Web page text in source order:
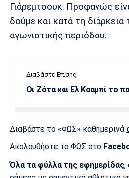
Γιάρεμτσουκ. Προφανώς
δούμε και κατά τη διάρκεια
αγωνιστικής περιόδου.
Διαβάστε Επίσης
Οι Ζότα και Ελ Κααμπί το
Διαβάστε το «ΦΩΣ» καθημερινά
Ακολουθήστε το ΦΩΣ στο
Όλα τα φύλλα της εφημερίδας,